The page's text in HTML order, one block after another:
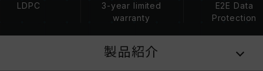
LDPC
3-year limited
warranty
E2E Data
Protection
製品紹介